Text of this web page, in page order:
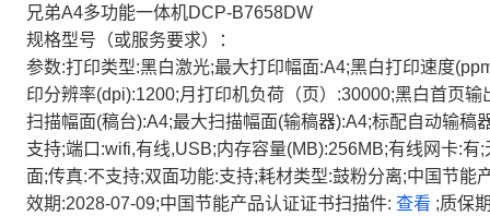
兄弟A4多功能一体机DCP-B7658DW
规格型号（或服务要求）：
参数:打印类型:黑白激光;最大打印幅面:A4;黑白打印速度
印分辨率(dpi):1200;月打印机负荷（页）:30000;黑白首页
扫描幅面(稿台):A4;最大扫描幅面(输稿器):A4;标配自动输
支持;端口:wifi,有线,USB;内存容量(MB):256MB;有线网卡:
面;传真:不支持;双面功能:支持;耗材类型:鼓粉分离;中国节
效期:2028-07-09;中国节能产品认证证书扫描件: 查看 ;质保